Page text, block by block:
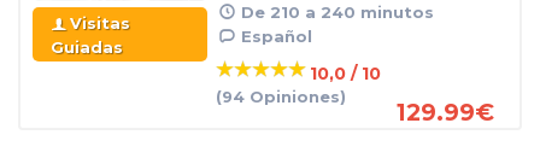
Visitas
Guiadas
De 210 a 240 minutos
Español
10,0 / 10
(94 Opiniones)
129.99€